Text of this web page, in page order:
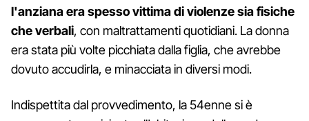
l'anziana era spesso vittima di violenze sia fisiche
che verbali, con maltrattamenti quotidiani. La donna
era stata più volte picchiata dalla figlia, che avrebbe
dovuto accudirla, e minacciata in diversi modi.
Indispettita dal provvedimento, la 54enne si è